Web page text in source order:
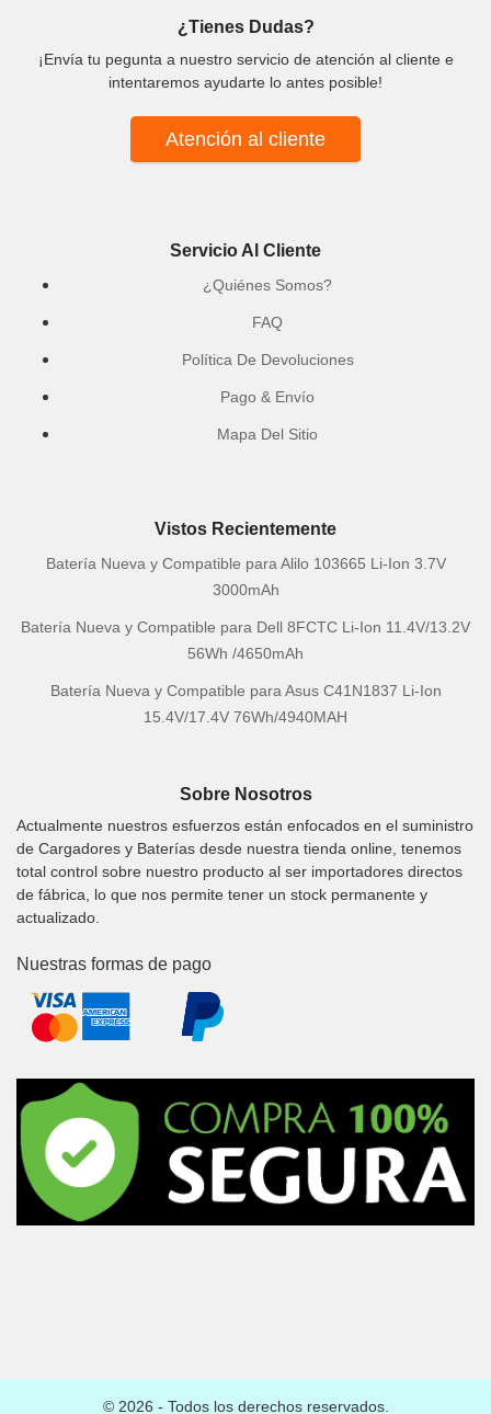
¿Tienes Dudas?
¡Envía tu pegunta a nuestro servicio de atención al cliente e
intentaremos ayudarte lo antes posible!
Atención al cliente
Servicio Al Cliente
¿Quiénes Somos?
FAQ
Política De Devoluciones
Pago & Envío
Mapa Del Sitio
Vistos Recientemente
Batería Nueva y Compatible para Alilo 103665 Li-Ion 3.7V
3000mAh
Batería Nueva y Compatible para Dell 8FCTC Li-Ion 11.4V/13.2V
56Wh /4650mAh
Batería Nueva y Compatible para Asus C41N1837 Li-Ion
15.4V/17.4V 76Wh/4940MAH
Sobre Nosotros
Actualmente nuestros esfuerzos están enfocados en el suministro
de Cargadores y Baterías desde nuestra tienda online, tenemos
total control sobre nuestro producto al ser importadores directos
de fábrica, lo que nos permite tener un stock permanente y
actualizado.
Nuestras formas de pago
© 2026 - Todos los derechos reservados.